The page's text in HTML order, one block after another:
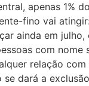
apenas 1%
fino vai
ainda em
com
relação
dará a